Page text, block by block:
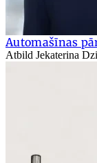
Automašīnas
Atbild Jekaterina